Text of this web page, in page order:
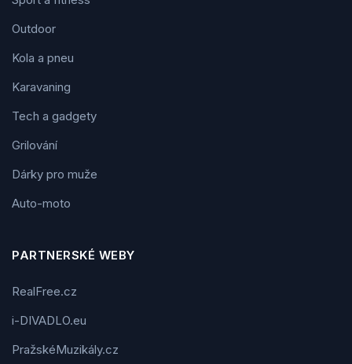
Outdoor
Kola a pneu
Karavaning
Tech a gadgety
Grilování
Dárky pro muže
Auto-moto
PARTNERSKÉ WEBY
RealFree.cz
i-DIVADLO.eu
PražskéMuzikály.cz